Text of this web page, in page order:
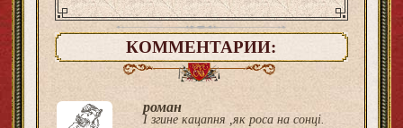
КОММЕНТАРИИ:
роман
І згине кацапня ,як роса на сонці.